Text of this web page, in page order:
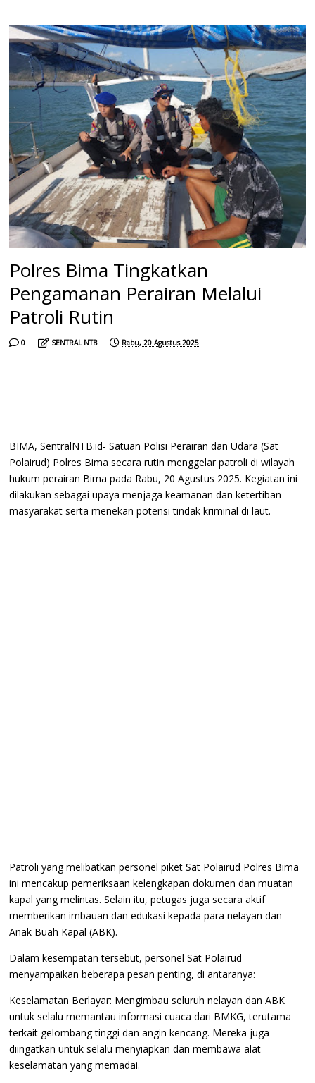
Polres Bima Tingkatkan
Pengamanan Perairan Melalui
Patroli Rutin
0 SENTRAL NTB Rabu, 20 Agustus 2025
​BIMA, SentralNTB.id- Satuan Polisi Perairan dan Udara (Sat
Polairud) Polres Bima secara rutin menggelar patroli di wilayah
hukum perairan Bima pada Rabu, 20 Agustus 2025. Kegiatan ini
dilakukan sebagai upaya menjaga keamanan dan ketertiban
masyarakat serta menekan potensi tindak kriminal di laut.
​Patroli yang melibatkan personel piket Sat Polairud Polres Bima
ini mencakup pemeriksaan kelengkapan dokumen dan muatan
kapal yang melintas. Selain itu, petugas juga secara aktif
memberikan imbauan dan edukasi kepada para nelayan dan
Anak Buah Kapal (ABK).
​Dalam kesempatan tersebut, personel Sat Polairud
menyampaikan beberapa pesan penting, di antaranya:
​Keselamatan Berlayar: Mengimbau seluruh nelayan dan ABK
untuk selalu memantau informasi cuaca dari BMKG, terutama
terkait gelombang tinggi dan angin kencang. Mereka juga
diingatkan untuk selalu menyiapkan dan membawa alat
keselamatan yang memadai.